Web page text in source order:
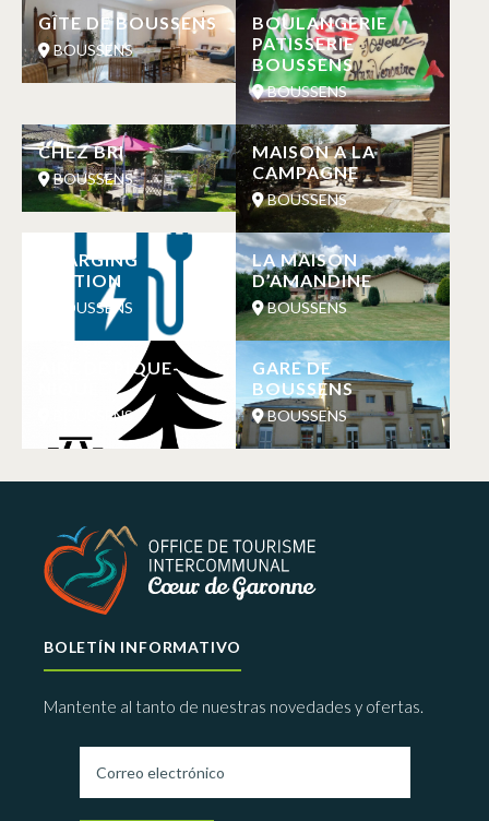
GÎTE DE BOUSSENS
BOUSSENS
BOULANGERIE
PATISSERIE
BOUSSENS
BOUSSENS
CHEZ BRI
BOUSSENS
MAISON A LA
CAMPAGNE
BOUSSENS
CHARGING
STATION
BOUSSENS
LA MAISON
D’AMANDINE
BOUSSENS
AIRE DE PIQUE-
BOUSSENS
GARE DE
BOUSSENS
BOUSSENS
BOLETÍN INFORMATIVO
Mantente al tanto de nuestras novedades y ofertas.